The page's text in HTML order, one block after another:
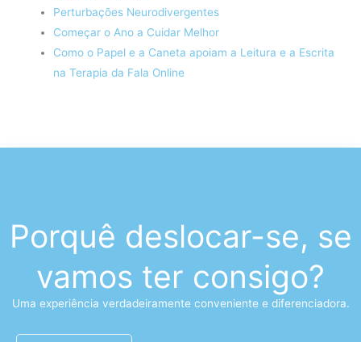
Perturbações Neurodivergentes
Começar o Ano a Cuidar Melhor
Como o Papel e a Caneta apoiam a Leitura e a Escrita
na Terapia da Fala Online
Porquê deslocar-se, se
vamos ter consigo?
Uma experiência verdadeiramente conveniente e diferenciadora.